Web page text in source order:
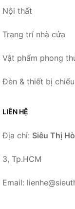
Nội thất
Trang trí nhà cửa
Vật phẩm phong
Đèn & thiết bị
LIÊN HỆ
Địa chỉ: Siêu Thị
3, Tp.HCM
Email: